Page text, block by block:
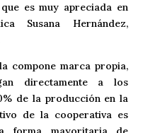
es muy apreciada en
Susana Hernández,
compone marca propia,
directamente a los
de la producción en la
de la cooperativa es